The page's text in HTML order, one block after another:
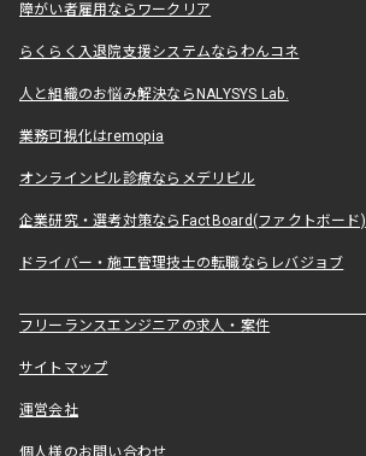
障がい者雇用ならワークリア
らくらく入退院支援システムならわんコネ
人と組織のお悩み解決ならNALYSYS Lab.
業務可視化はremopia
オンラインピル診療ならメデリピル
企業研究・選考対策ならFactBoard(ファクトボード)
ドライバー・施工管理技士の転職ならレバジョブ
フリーランスエンジニアの求人・案件
サイトマップ
運営会社
個人様のお問い合わせ